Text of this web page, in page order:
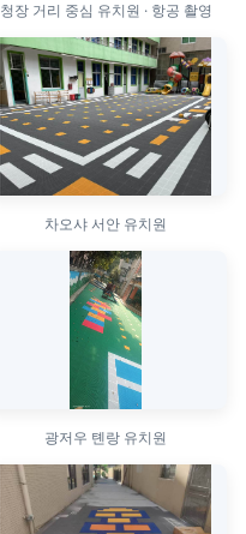
청장 거리 중심 유치원 · 항공 촬영
차오샤 서안 유치원
광저우 톈랑 유치원